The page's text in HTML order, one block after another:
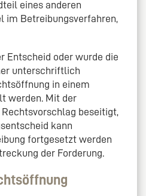
eines anderen
im Betreibungsverfahren,
Entscheid oder wurde die
unterschriftlich
in einem
werden. Mit der
beseitigt,
kann
fortgesetzt werden
der Forderung.